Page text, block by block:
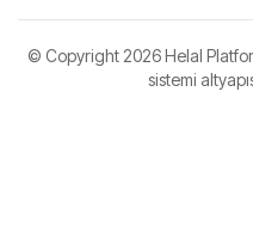
© Copyright2026 Helal
sistemi